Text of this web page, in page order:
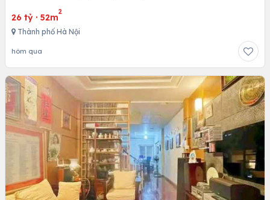
26 tỷ · 52m
2
Thành phố Hà Nội
hôm qua